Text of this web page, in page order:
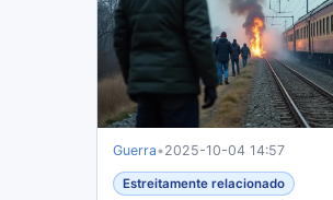
Guerra•2025-10-04 14:57
Estreitamente relacionado